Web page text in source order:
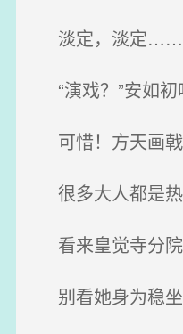
淡定，淡定……
“演戏？”安如初
可惜！方天画戟
很多大人都是热
看来皇觉寺分院
别看她身为稳坐